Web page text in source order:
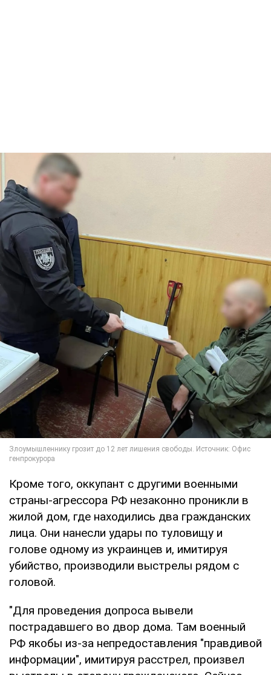
Кроме того, оккупант с другими военными
страны-агрессора РФ незаконно проникли в
жилой дом, где находились два гражданских
лица. Они нанесли удары по туловищу и
голове одному из украинцев и, имитируя
убийство, производили выстрелы рядом с
головой.
"Для проведения допроса вывели
пострадавшего во двор дома. Там военный
РФ якобы из-за непредоставления "правдивой
информации", имитируя расстрел, произвел